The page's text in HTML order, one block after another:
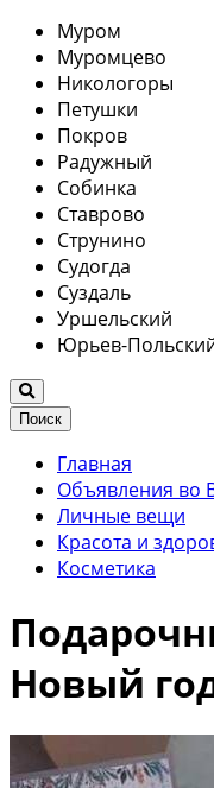
Муром
Муромцево
Никологоры
Петушки
Покров
Радужный
Собинка
Ставрово
Струнино
Судогда
Суздаль
Уршельский
Юрьев-
Поиск
Главная
Объявления во
Личные вещи
Красота и
Косметика
Новый